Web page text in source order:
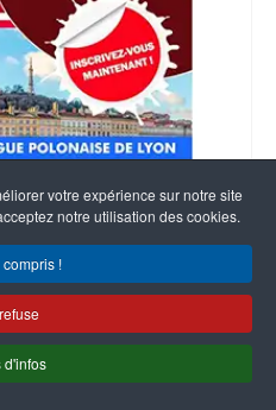
votre expérience sur notre site
notre utilisation des cookies.
compris !
d'infos